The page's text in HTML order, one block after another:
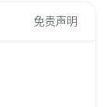
免责声明